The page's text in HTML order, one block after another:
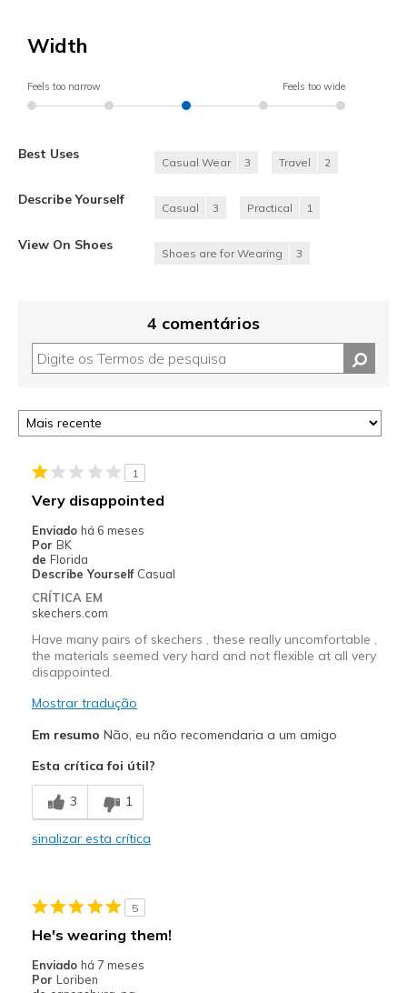
Width
Feels too narrow Feels too wide
Best Uses
Casual Wear 3 Travel 2
Describe Yourself
Casual 3 Practical 1
View On Shoes
Shoes are for Wearing 3
4 comentários
1
Very disappointed
Enviado há 6 meses
Por BK
de Florida
Describe Yourself Casual
CRÍTICA EM
skechers.com
Have many pairs of skechers , these really uncomfortable ,
the materials seemed very hard and not flexible at all very
disappointed.
Mostrar tradução
Em resumo Não, eu não recomendaria a um amigo
Esta crítica foi útil?
3 1
sinalizar esta crítica
5
He's wearing them!
Enviado há 7 meses
Por Loriben